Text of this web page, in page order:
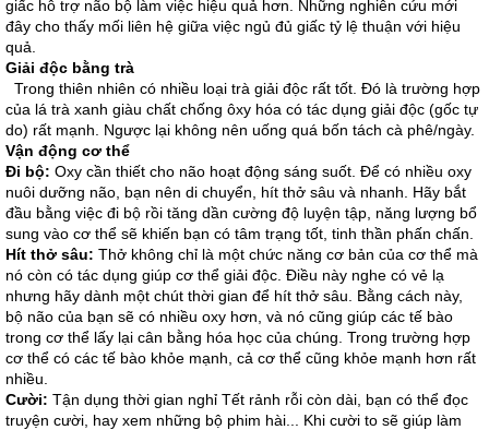
giấc hỗ trợ não bộ làm việc hiệu quả hơn. Những nghiên cứu mới
đây cho thấy mối liên hệ giữa việc ngủ đủ giấc tỷ lệ thuận với hiệu
quả.
Giải độc bằng trà
Trong thiên nhiên có nhiều loại trà giải độc rất tốt. Đó là trường hợp
của lá trà xanh giàu chất chống ôxy hóa có tác dụng giải độc (gốc tự
do) rất mạnh. Ngược lại không nên uống quá bốn tách cà phê/ngày.
Vận động cơ thể
Đi bộ: Oxy cần thiết cho não hoạt động sáng suốt. Để có nhiều oxy
nuôi dưỡng não, bạn nên di chuyển, hít thở sâu và nhanh. Hãy bắt
đầu bằng việc đi bộ rồi tăng dần cường độ luyện tập, năng lượng bổ
sung vào cơ thể sẽ khiến bạn có tâm trạng tốt, tinh thần phấn chấn.
Hít thở sâu: Thở không chỉ là một chức năng cơ bản của cơ thể mà
nó còn có tác dụng giúp cơ thể giải độc. Điều này nghe có vẻ lạ
nhưng hãy dành một chút thời gian để hít thở sâu. Bằng cách này,
bộ não của bạn sẽ có nhiều oxy hơn, và nó cũng giúp các tế bào
trong cơ thể lấy lại cân bằng hóa học của chúng. Trong trường hợp
cơ thể có các tế bào khỏe mạnh, cả cơ thể cũng khỏe mạnh hơn rất
nhiều.
Cười: Tận dụng thời gian nghỉ Tết rảnh rỗi còn dài, bạn có thể đọc
truyện cười, hay xem những bộ phim hài... Khi cười to sẽ giúp làm